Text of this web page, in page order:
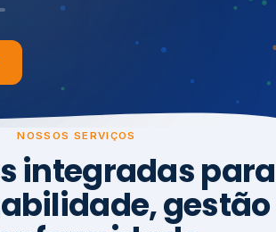
NOSSOS SERVIÇOS
integradas para
gestão